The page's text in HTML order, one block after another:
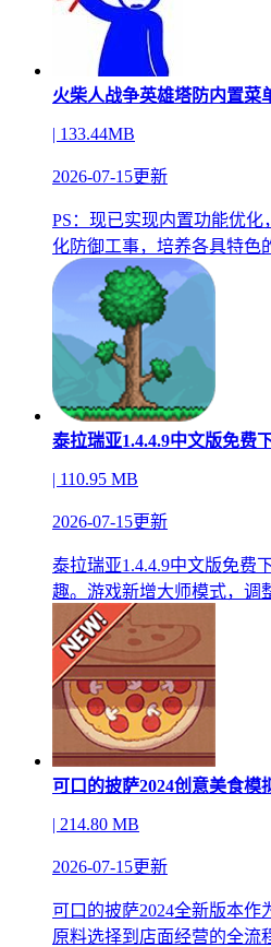
火柴人战争英雄塔防内置菜
| 133.44MB
2026-07-15更新
PS：现已实现内置功能优
化防御工事，培养各具特色
泰拉瑞亚1.4.4.9中文版免费
| 110.95 MB
2026-07-15更新
泰拉瑞亚1.4.4.9中文版免费
趣。游戏新增大师模式，调
可口的披萨2024创意美食模
| 214.80 MB
2026-07-15更新
可口的披萨2024全新版本
原料选择到店面经营的全流